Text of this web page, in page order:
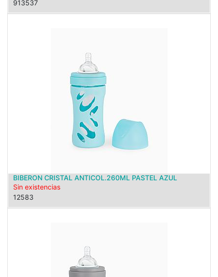
913537
BIBERON CRISTAL ANTICOL.260ML PASTEL AZUL
Sin existencias
12583